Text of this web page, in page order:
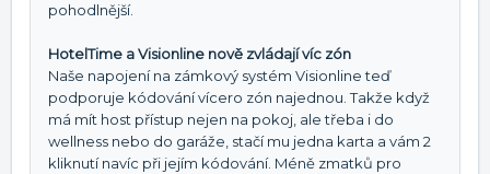
pohodlnější.
HotelTime a Visionline nově zvládají víc zón
Naše napojení na zámkový systém Visionline teď
podporuje kódování vícero zón najednou. Takže když
má mít host přístup nejen na pokoj, ale třeba i do
wellness nebo do garáže, stačí mu jedna karta a vám 2
kliknutí navíc při jejím kódování. Méně zmatků pro